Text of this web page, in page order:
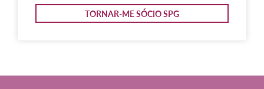
TORNAR-ME SÓCIO SPG